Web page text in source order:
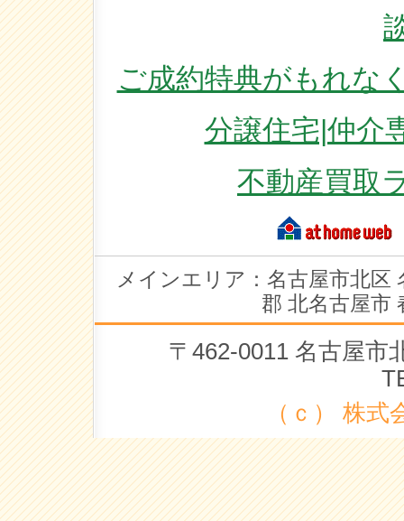
ご成約特典がもれな
分譲住宅|仲介
不動産買取
メインエリア：名古屋市北区
郡 北名古屋市
〒462-0011 名古屋市
（ｃ） 株